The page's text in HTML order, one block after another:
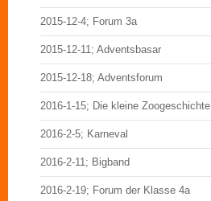
2015-12-4; Forum 3a
2015-12-11; Adventsbasar
2015-12-18; Adventsforum
2016-1-15; Die kleine Zoogeschichte
2016-2-5; Karneval
2016-2-11; Bigband
2016-2-19; Forum der Klasse 4a